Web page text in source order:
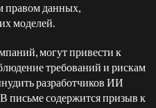
правом данных,
моделей.
могут привести к
требований и рискам
разработчиков ИИ
письме содержится призыв к